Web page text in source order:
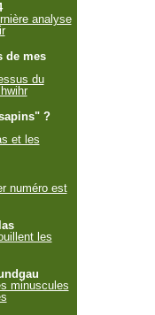
analyse
de mes
du
?
et les
numéro est
les
minuscules